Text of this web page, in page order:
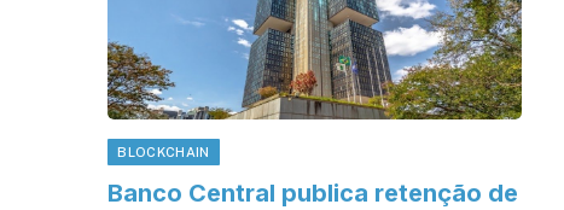
BLOCKCHAIN
Banco Central publica retenção de